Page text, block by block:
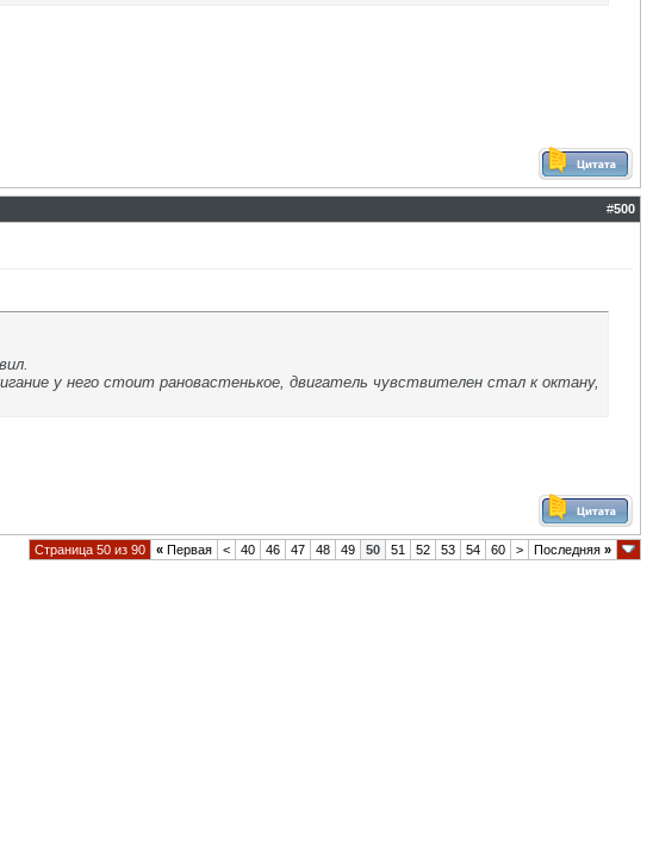
#500
у него стоит рановастенькое, двигатель чувствителен стал к октану,
Страница 50 из 90 « Первая < 40 46 47 48 49 50 51 52 53 54 60 > Последняя »